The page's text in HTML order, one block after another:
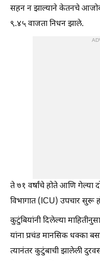
सहन न झाल्याने केतनचे आजोबा
९.४५ वाजता निधन झाले.
ते ७१ वर्षांचे होते आणि गेल्या
विभागात (ICU) उपचार सुरू
कुटुंबियांनी दिलेल्या
यांना प्रचंड मानसिक धक्का
त्यानंतर कुटुंबाची झालेली